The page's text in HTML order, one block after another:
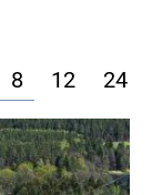
8 12 24